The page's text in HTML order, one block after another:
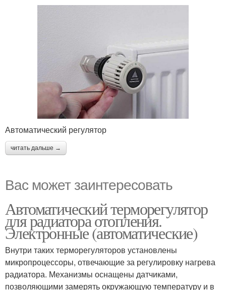
Автоматический регулятор
читать дальше →
Вас может заинтересовать
Автоматический терморегулятор
для радиатора отопления.
Электронные (автоматические)
Внутри таких терморегуляторов установлены
микропроцессоры, отвечающие за регулировку нагрева
радиатора. Механизмы оснащены датчиками,
позволяющими замерять окружающую температуру и в